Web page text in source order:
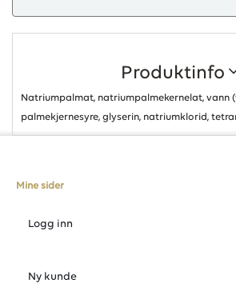
Produktinfo
Natriumpalmat, natriumpalmekernelat, vann
palmekjernesyre, glyserin, natriumklorid,
Mine sider
Logg inn
Ny kunde